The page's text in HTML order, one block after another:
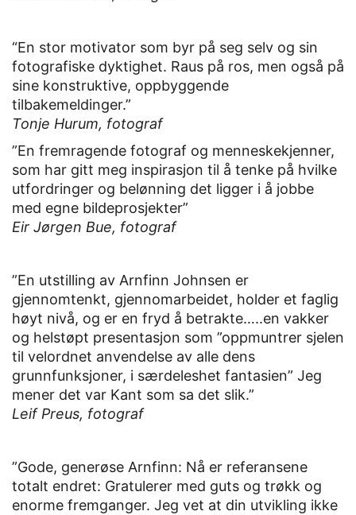
“En stor motivator som byr på seg selv og sin
fotografiske dyktighet. Raus på ros, men også på
sine konstruktive, oppbyggende
tilbakemeldinger.”
Tonje Hurum, fotograf
”En fremragende fotograf og menneskekjenner,
som har gitt meg inspirasjon til å tenke på hvilke
utfordringer og belønning det ligger i å jobbe
med egne bildeprosjekter”
Eir Jørgen Bue, fotograf
”En utstilling av Arnfinn Johnsen er
gjennomtenkt, gjennomarbeidet, holder et faglig
høyt nivå, og er en fryd å betrakte…..en vakker
og helstøpt presentasjon som ”oppmuntrer sjelen
til velordnet anvendelse av alle dens
grunnfunksjoner, i særdeleshet fantasien” Jeg
mener det var Kant som sa det slik.”
Leif Preus, fotograf
”Gode, generøse Arnfinn: Nå er referansene
totalt endret: Gratulerer med guts og trøkk og
enorme fremganger. Jeg vet at din utvikling ikke